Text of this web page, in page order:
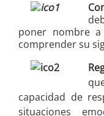
poner nombre
comprender su
capacidad de
situaciones